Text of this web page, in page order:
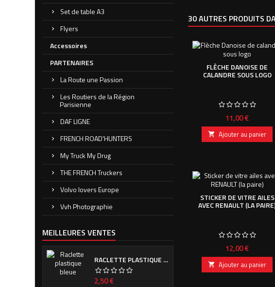
Set de table A3
Flyers
Accessoires
PARTENAIRES
La Route une Passion
Les Routiers de la Région
Parisienne
DAF LIGNE
FRENCH ROAD'HUNTERS
My Truck My Drug
THE FRENCH Truckers
Volvo lovers Europe
Vvh Photographie
MEILLEURES VENTES
RACLETTE PLASTIQUE BLEUE (OU VERTE SUIVANT ARRIVAGE)
Prix
2,50 €
30 AUTRES PRODUITS
FLÈCHE DANOISE DE
CALANDRE SOUS LOGO
Prix
11,00 €
 Ajouter au panier
STICKER DE VITRE AILES
AVEC RENAULT (LA
Prix
12,00 €
 Ajouter au panier